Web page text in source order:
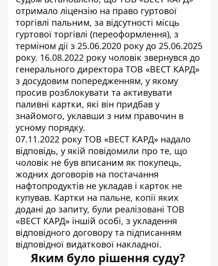
отримало ліцензію на право гуртової
торгівлі пальним, за відсутності місць
гуртової торгівлі (переоформлення), з
терміном дії з 25.06.2020 року до 25.06.2025
року. 16.08.2022 року чоловік звернувся до
генерального директора ТОВ «ВЕСТ КАРД»
з досудовим попередженням, у якому
просив розблокувати та активувати
паливні картки, які він придбав у
знайомого, уклавши з ним правочин в
усному порядку.
07.11.2022 року ТОВ «ВЕСТ КАРД» надало
відповідь, у якій повідомили про те, що
чоловік не був вписаним як покупець,
жодних договорів на постачання
нафтопродуктів не укладав і карток не
купував. Картки на пальне, копії яких
додані до запиту, були реалізовані ТОВ
«ВЕСТ КАРД» іншій особі, з укладення
відповідного договору та підписанням
відповідної видаткової накладної.
Яким було рішення суду?